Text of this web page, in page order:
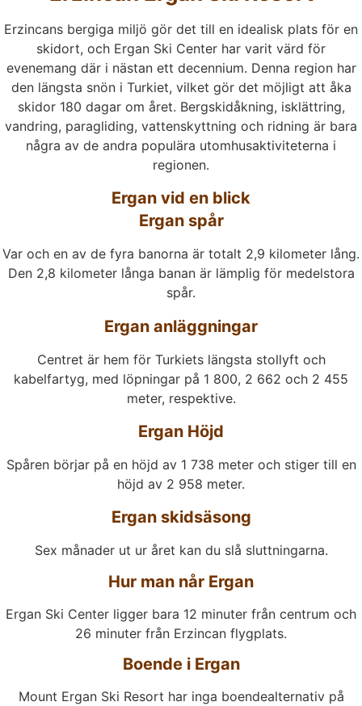
Erzincans bergiga miljö gör det till en idealisk plats för en
skidort, och Ergan Ski Center har varit värd för
evenemang där i nästan ett decennium. Denna region har
den längsta snön i Turkiet, vilket gör det möjligt att åka
skidor 180 dagar om året. Bergskidåkning, isklättring,
vandring, paragliding, vattenskyttning och ridning är bara
några av de andra populära utomhusaktiviteterna i
regionen.
Ergan vid en blick
Ergan spår
Var och en av de fyra banorna är totalt 2,9 kilometer lång.
Den 2,8 kilometer långa banan är lämplig för medelstora
spår.
Ergan anläggningar
Centret är hem för Turkiets längsta stollyft och
kabelfartyg, med löpningar på 1 800, 2 662 och 2 455
meter, respektive.
Ergan Höjd
Spåren börjar på en höjd av 1 738 meter och stiger till en
höjd av 2 958 meter.
Ergan skidsäsong
Sex månader ut ur året kan du slå sluttningarna.
Hur man når Ergan
Ergan Ski Center ligger bara 12 minuter från centrum och
26 minuter från Erzincan flygplats.
Boende i Ergan
Mount Ergan Ski Resort har inga boendealternativ på